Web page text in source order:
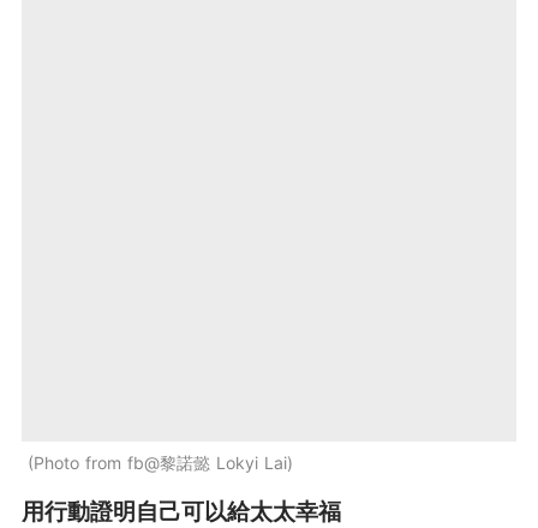
Photo from fb@黎諾懿 Lokyi Lai
用行動證明自己可以給太太幸福